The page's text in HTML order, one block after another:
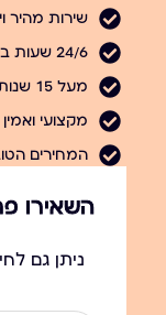
שירות מהיר
24/6 שעות ביממה
מעל 15 שנות ניסיון
מקצועי
המחירים
השאירו